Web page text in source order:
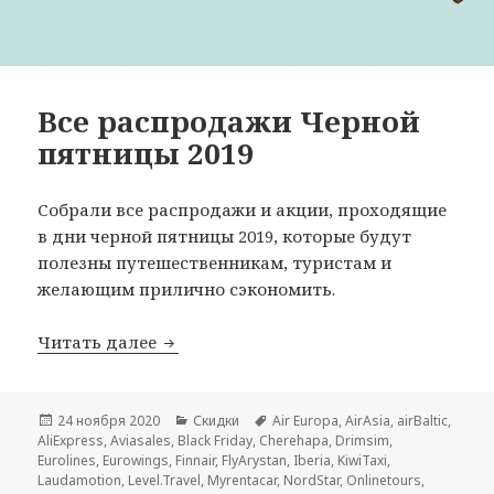
Все распродажи Черной
пятницы 2019
Собрали все распродажи и акции, проходящие
в дни черной пятницы 2019, которые будут
полезны путешественникам, туристам и
желающим прилично сэкономить.
Читать далее Все распродажи Черной пятницы 2019
Опубликовано
24 ноября 2020 Рубрики
Скидки Метки
Air Europa,AirAsia, airBaltic,
AliExpress,Aviasales, Black Friday, Cherehapa, Drimsim,
Eurolines, Eurowings, Finnair, FlyArystan, Iberia, KiwiTaxi,
Laudamotion, Level.Travel, Myrentacar, NordStar, Onlinetours,